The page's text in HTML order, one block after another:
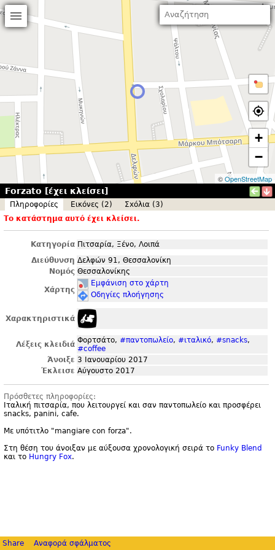
+
−
©OpenStreetMap
Forzato [έχει κλείσει]
Πληροφορίες Εικόνες (2)
Σxόλια (3)
Το κατάστημα αυτό έχει κλείσει.
Κατηγορία Πιτσαρία, Ξένο, Λοιπά
Διεύθυνση Δελφών 91, Θεσσαλονίκη
Νομός Θεσσαλονίκης
Χάρτης
Εμφάνιση στο χάρτη
Οδηγίες πλοήγησης
Χαρακτηριστικά
Λέξεις κλειδιά Φορτσάτο, #παντοπωλείο, #ιταλικό, #snacks,
#coffee
Άνοιξε 3 Ιανουαρίου 2017
Έκλεισε Αύγουστο 2017
Πρόσθετες πληροφορίες:
Ιταλική πιτσαρία, που λειτουργεί και σαν παντοπωλείο και προσφέρει
snacks, panini, cafe.
Με υπότιτλο "mangiare con forza".
Στη θέση του άνοιξαν με αύξουσα χρονολογική σειρά το Funky Blend
και το Hungry Fox.
Share Αναφορά σφάλματος